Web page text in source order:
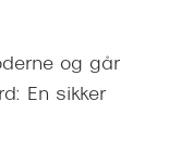
og går
En sikker